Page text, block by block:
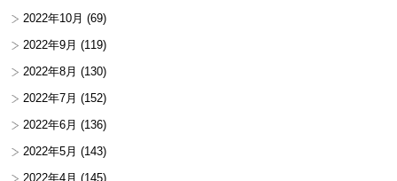
2022年10月 (69)
2022年9月 (119)
2022年8月 (130)
2022年7月 (152)
2022年6月 (136)
2022年5月 (143)
2022年4月 (145)